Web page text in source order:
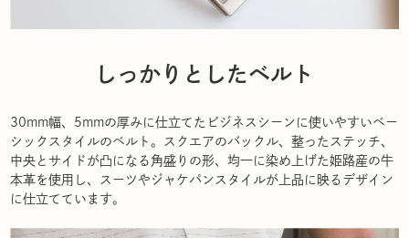
しっかりとしたベルト
30mm幅、5mmの厚みに仕立てたビジネスシーンに使いやすいベー
シックスタイルのベルト。スクエアのバックル、整ったステッチ、
中央とサイドが凸になる角盛りの形、均一に染め上げた姫路産の牛
本革を使用し、スーツやジャケパンスタイルが上品に映るデザイン
に仕立てています。